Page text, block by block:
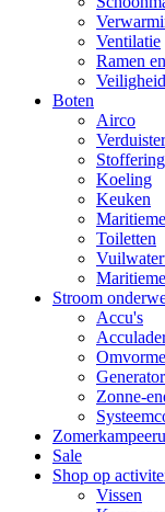
Ventilatie
Ramen
Boten
Airco
Koeling
Keuken
Toiletten
Stroom
Accu's
Zonne-
Sale
Shop op
Vissen